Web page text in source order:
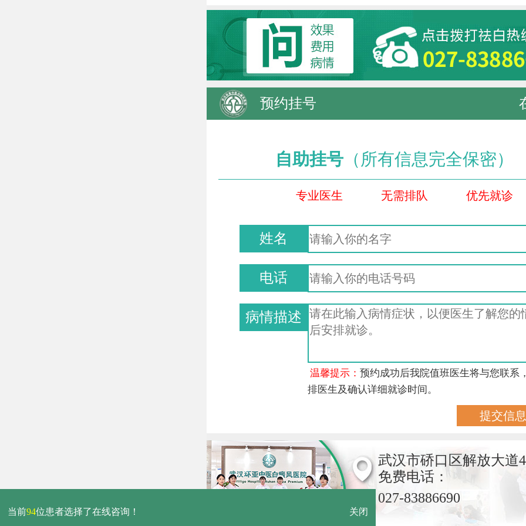
预约挂号
自助挂号 （所有信息完全保密）
专业医生 无需排队 优先就诊
姓名
电话
病情描述
温馨提示：预约成功后我院值班医生将与您联系
排医生及确认详细就诊时间。
武汉市硚口区解放大道
免费电话：
027-83886690
当前94位患者选择了在线咨询！ 关闭